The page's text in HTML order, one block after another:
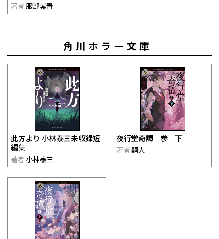
著者 服部紫青
角川ホラー文庫
此方より 小林泰三未収録短
編集
著者 小林泰三
夜行堂奇譚 参 下
著者 嗣人